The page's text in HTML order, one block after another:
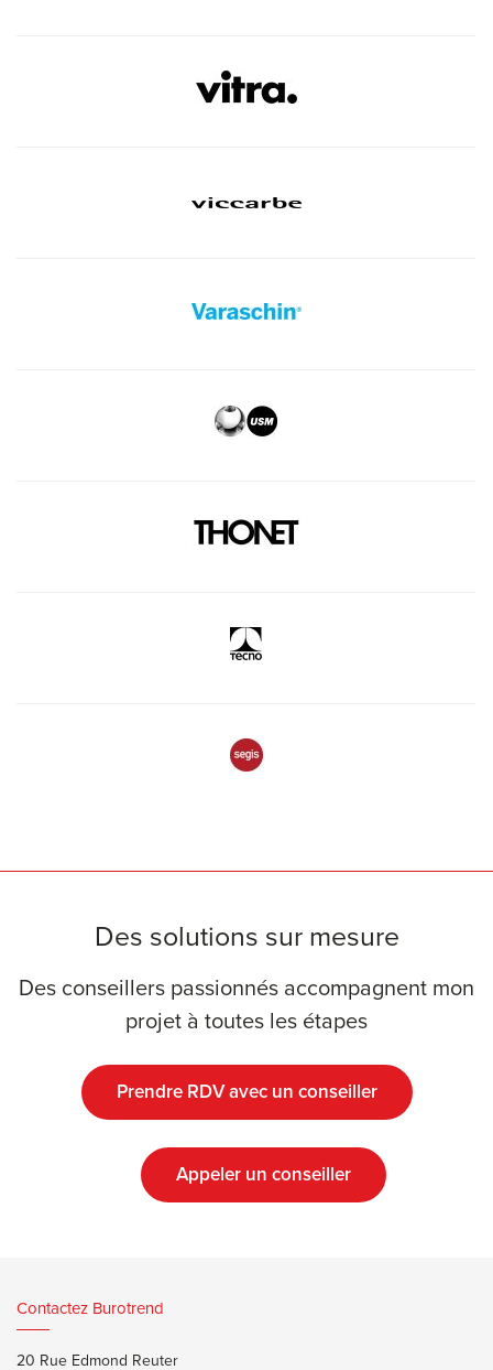
Des solutions sur mesure
Des conseillers passionnés accompagnent mon
projet à toutes les étapes
Prendre RDV avec un conseiller
Appeler un conseiller
Contactez Burotrend
20 Rue Edmond Reuter